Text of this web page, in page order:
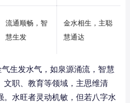
流通顺畅，智
慧生发
金水相生，主聪
慧通达
生发水气，如泉源涌流，智慧
文职、教育等领域，主思维清
水旺者灵动机敏，但若八字水